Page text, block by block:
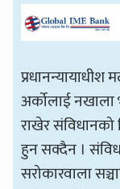
अर्कोलाई नखाला
राखेर संविधानको
हुन सक्दैन ।
सरोकारवाला